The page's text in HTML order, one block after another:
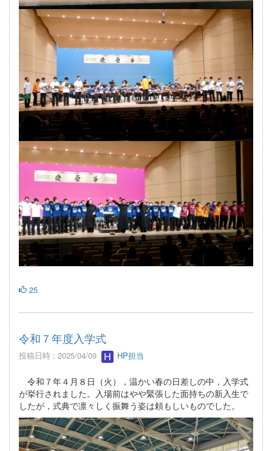
25
令和７年度入学式
投稿日時 : 2025/04/09 HP担当
令和７年４月８日（火），温かい春の日差しの中，入学式
が挙行されました。入場前はやや緊張した面持ちの新入生で
したが，式典で凛々しく振舞う姿は頼もしいものでした。